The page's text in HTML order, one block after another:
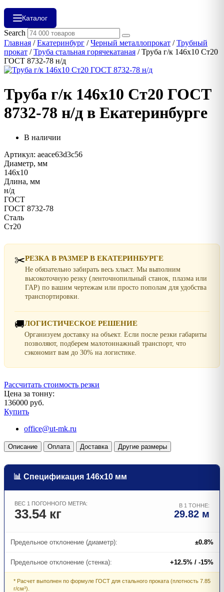
Каталог
Search
Главная /Екатеринбург /Черный металлопрокат /Трубный
прокат /Труба стальная горячекатаная / Труба г/к 146х10 Ст20
ГОСТ 8732-78 н/д
Труба г/к 146х10 Ст20 ГОСТ
8732-78 н/д в Екатеринбурге
В наличии
Артикул: aeace63d3c56
Диаметр, мм
146х10
Длина, мм
н/д
ГОСТ
ГОСТ 8732-78
Сталь
Ст20
✂️РЕЗКА В РАЗМЕР В ЕКАТЕРИНБУРГЕ
Не обязательно забирать весь хлыст. Мы выполним
высокоточную резку (ленточнопильный станок, плазма или
ГАР) по вашим чертежам или просто пополам для удобства
транспортировки.
🚚ЛОГИСТИЧЕСКОЕ РЕШЕНИЕ
Организуем доставку на объект. Если после резки габариты
позволяют, подберем малотоннажный транспорт, что
сэкономит вам до 30% на логистике.
Рассчитать стоимость резки
Цена за тонну:
136000 руб.
Купить
office@ut-mk.ru
Описание Оплата Доставка Другие размеры
📊 Спецификация 146х10 мм
ВЕС 1 ПОГОННОГО МЕТРА:
33.54 кг
В 1 ТОННЕ:
29.82 м
Предельное отклонение (диаметр): ±0.8%
Предельное отклонение (стенка): +12.5% / -15%
* Расчет выполнен по формуле ГОСТ для стального проката (плотность 7.85
г/см³).